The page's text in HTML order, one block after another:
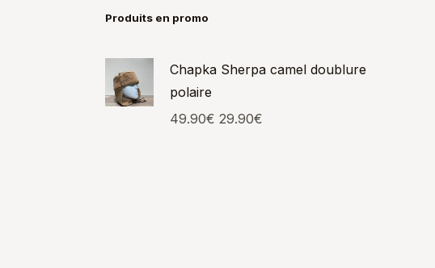
Produits en promo
Chapka Sherpa camel doublure
polaire
49.90€ 29.90€